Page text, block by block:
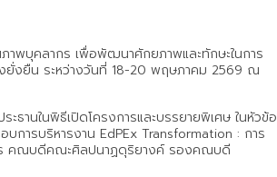
บุคลากร เพื่อพัฒนาศักยภาพและทักษะในการ
ยั่งยืน ระหว่างวันที่ 18-20 พฤษภาคม 2569 ณ
นในพิธีเปิดโครงการและบรรยายพิเศษ ในหัวข้อ
การบริหารงาน EdPEx Transformation : การ
ร คณบดีคณะศิลปนาฏดุริยางค์ รองคณบดี